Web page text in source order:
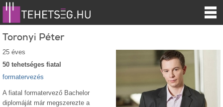
Toronyi Péter
25 éves
50 tehetséges fiatal
formatervezés
A fiatal formatervező Bachelor
diplomáját már megszerezte a